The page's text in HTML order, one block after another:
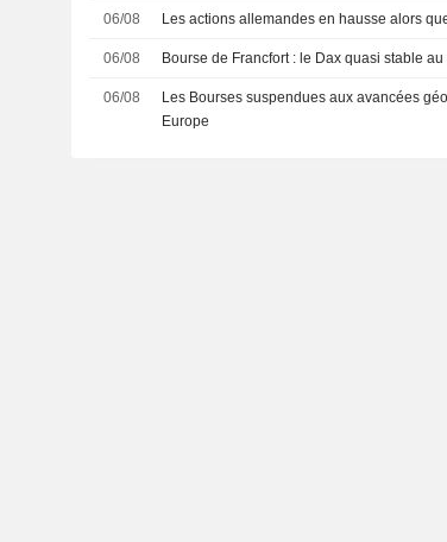
06/08 Les actions allemandes en hausse alors
06/08 Bourse de Francfort : le Dax quasi stable
06/08
Les Bourses suspendues aux avancées
Europe